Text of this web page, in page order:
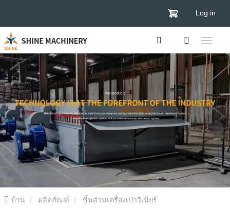
Log in
บ้าน ผลิตภัณฑ์ ชิ้นส่วนเครื่องเป่าวีเนียร์